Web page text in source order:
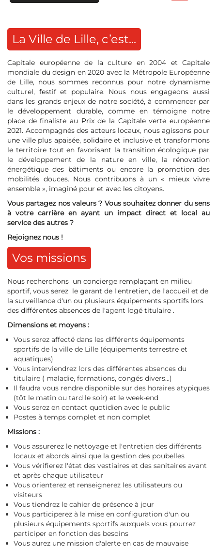
La Ville de Lille, c’est...
Capitale européenne de la culture en 2004 et Capitale
mondiale du design en 2020 avec la Métropole Européenne
de Lille, nous sommes reconnus pour notre dynamisme
culturel, festif et populaire. Nous nous engageons aussi
dans les grands enjeux de notre société, à commencer par
le développement durable, comme en témoigne notre
place de finaliste au Prix de la Capitale verte européenne
2021. Accompagnés des acteurs locaux, nous agissons pour
une ville plus apaisée, solidaire et inclusive et transformons
le territoire tout en favorisant la transition écologique par
le développement de la nature en ville, la rénovation
énergétique des bâtiments ou encore la promotion des
mobilités douces. Nous contribuons à un « mieux vivre
ensemble », imaginé pour et avec les citoyens.
Vous partagez nos valeurs ? Vous souhaitez donner du sens
à votre carrière en ayant un impact direct et local au
service des autres ?
Rejoignez nous !
Vos missions
Nous recherchons un concierge remplaçant en milieu
sportif, vous serez le garant de l'entretien, de l'accueil et de
la surveillance d'un ou plusieurs équipements sportifs lors
des différentes absences de l'agent logé titulaire .
Dimensions et moyens :
Vous serez affecté dans les différents équipements
sportifs de la ville de Lille (équipements terrestre et
aquatiques)
Vous interviendrez lors des différentes absences du
titulaire ( maladie, formations, congés divers...)
Il faudra vous rendre disponible sur des horaires atypiques
(tôt le matin ou tard le soir) et le week-end
Vous serez en contact quotidien avec le public
Postes à temps complet et non complet
Missions :
Vous assurerez le nettoyage et l'entretien des différents
locaux et abords ainsi que la gestion des poubelles
Vous vérifierez l'état des vestiaires et des sanitaires avant
et après chaque utilisateur
Vous orienterez et renseignerez les utilisateurs ou
visiteurs
Vous tiendrez le cahier de présence à jour
Vous participerez à la mise en configuration d'un ou
plusieurs équipements sportifs auxquels vous pourrez
participer en fonction des besoins
Vous aurez une mission d'alerte en cas de mauvaise